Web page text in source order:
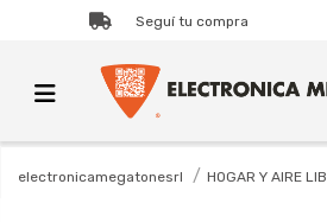
Seguí tu compra
electronicamegatonesrl HOGAR Y AIRE